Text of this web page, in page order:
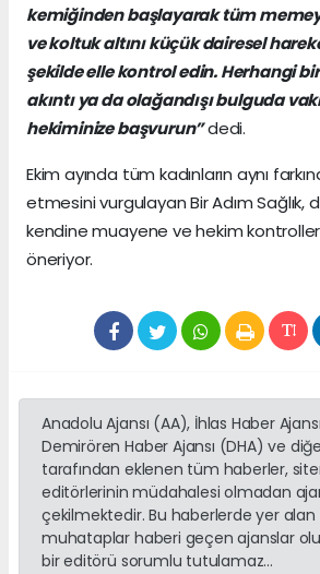
kemiğinden başlayarak tüm
ve koltuk altını küçük dairesel
şekilde elle kontrol edin. Herhangi
akıntı ya da olağandışı bulguda
hekiminize başvurun”dedi.
Ekim ayında tüm kadınların aynı
etmesini vurgulayan Bir Adım Sağlık,
kendine muayene ve hekim
öneriyor.
Anadolu Ajansı (AA), İhlas Haber
Demirören Haber Ajansı (DHA) ve
tarafından eklenen tüm haberler,
editörlerinin müdahalesi olmadan
çekilmektedir. Bu haberlerde yer alan
muhataplar haberi geçen ajanslar
bir editörü sorumlu tutulamaz...